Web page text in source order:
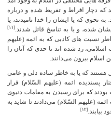
که دچار افراط و تفریط شده و درباره
نحوی که یا ایشان را خدا نامیدند، یا
شده، و یا به تناسخ قائل شدند.[۱۱]
نسبت های کاذبی که به ائمه (علیهم
رد شده اند تا حدی که آنان را
اسلام بیرون می‌دانند.
هستند که یا به خاطر ساده دلی و عامی
پسندیده ائمه (علیهم السّلام) قرار
بودند که برای رسیدن به مقامات دنیوی
(علیهم السّلام) می‌دادند تا شاید به
بیابند.[۱۲]